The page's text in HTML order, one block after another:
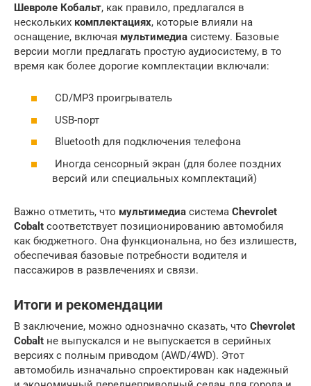
Шевроле Кобальт, как правило, предлагался в
нескольких комплектациях, которые влияли на
оснащение, включая мультимедиа систему. Базовые
версии могли предлагать простую аудиосистему, в то
время как более дорогие комплектации включали:
CD/MP3 проигрыватель
USB-порт
Bluetooth для подключения телефона
Иногда сенсорный экран (для более поздних
версий или специальных комплектаций)
Важно отметить, что мультимедиа система Chevrolet
Cobalt соответствует позиционированию автомобиля
как бюджетного. Она функциональна, но без излишеств,
обеспечивая базовые потребности водителя и
пассажиров в развлечениях и связи.
Итоги и рекомендации
В заключение, можно однозначно сказать, что Chevrolet
Cobalt не выпускался и не выпускается в серийных
версиях с полным приводом (AWD/4WD). Этот
автомобиль изначально спроектирован как надежный